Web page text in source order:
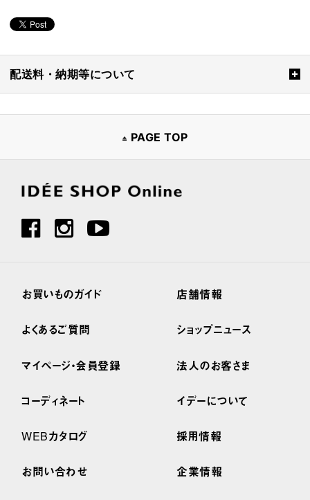
配送料・納期等について
PAGE TOP
お買いものガイド
よくあるご質問
マイページ・会員登録
コーディネート
WEBカタログ
お問い合わせ
店舗情報
ショップニュース
法人のお客さま
イデーについて
採用情報
企業情報